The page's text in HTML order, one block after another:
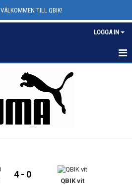
VÄLKOMMEN TILL QBIK!
LOGGA IN
4 - 0
QBIK vit